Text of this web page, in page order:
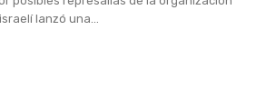
israelí lanzó una...